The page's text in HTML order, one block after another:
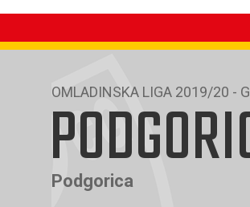
OMLADINSKA LIGA 2019/20 -
Podgorica